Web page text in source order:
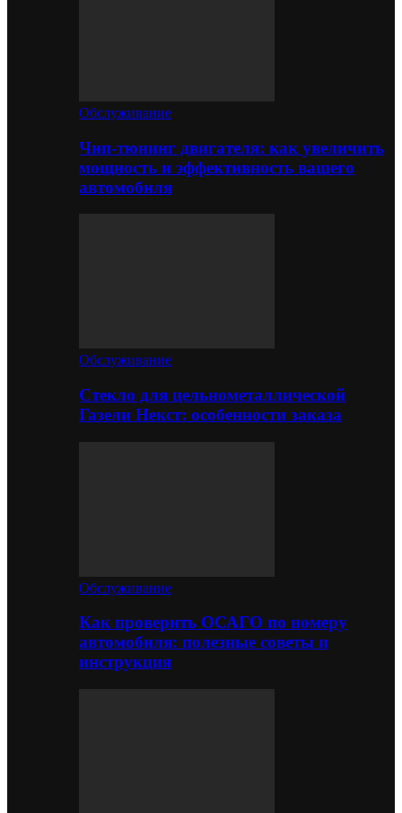
Обслуживание
Чип-тюнинг двигателя: как увеличить
мощность и эффективность вашего
автомобиля
Обслуживание
Стекло для цельнометаллической
Газели Некст: особенности заказа
Обслуживание
Как проверить ОСАГО по номеру
автомобиля: полезные советы и
инструкция